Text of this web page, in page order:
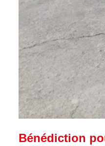
Bénédiction